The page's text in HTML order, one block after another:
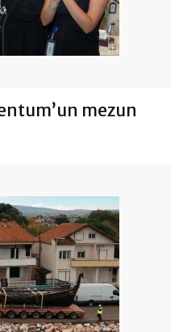
mezun